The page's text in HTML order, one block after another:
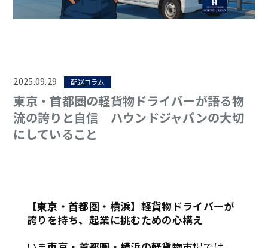
2025.09.29 配送コラム
東京・首都圏の軽貨物ドライバーが語る物
流の誇りと自信 ハウンドジャパンの大切
にしていること
【東京・首都圏・横浜】軽貨物ドライバーが
誇りを持ち、起業に挑むための心構え